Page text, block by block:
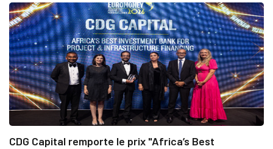
CDG Capital remporte le prix "Africa’s Best